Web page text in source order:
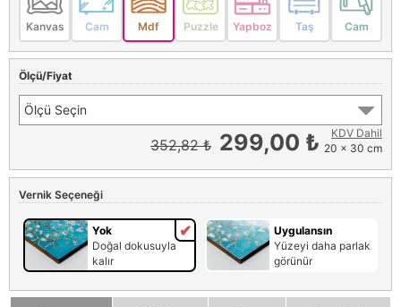
Kanvas Cam Mdf Puzzle Yapboz Taş Cam
Ölçü/Fiyat
Ölçü Seçin
352,82 ₺ 299,00 ₺
KDV Dahil
20 x 30 cm
Vernik Seçeneği
Yok
Doğal dokusuyla
kalır
Uygulansın
Yüzeyi daha parlak
görünür